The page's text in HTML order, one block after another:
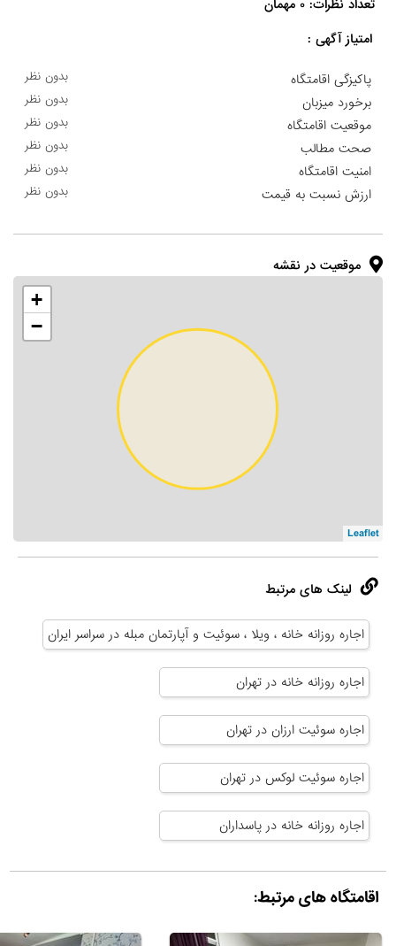
تعداد نظرات: ۰ مهمان
امتیاز آگهی :
پاکیزگی اقامتگاه بدون نظر
برخورد میزبان بدون نظر
موقعیت اقامتگاه بدون نظر
صحت مطالب بدون نظر
امنیت اقامتگاه بدون نظر
ارزش نسبت به قیمت بدون نظر
موقعیت در نقشه
+
−
Leaflet
لینک های مرتبط
اجاره روزانه خانه ، ویلا ، سوئیت و آپارتمان مبله در سراسر ایران
اجاره روزانه خانه در تهران
اجاره سوئیت ارزان در تهران
اجاره سوئیت لوکس در تهران
اجاره روزانه خانه در پاسداران
اقامتگاه های مرتبط: